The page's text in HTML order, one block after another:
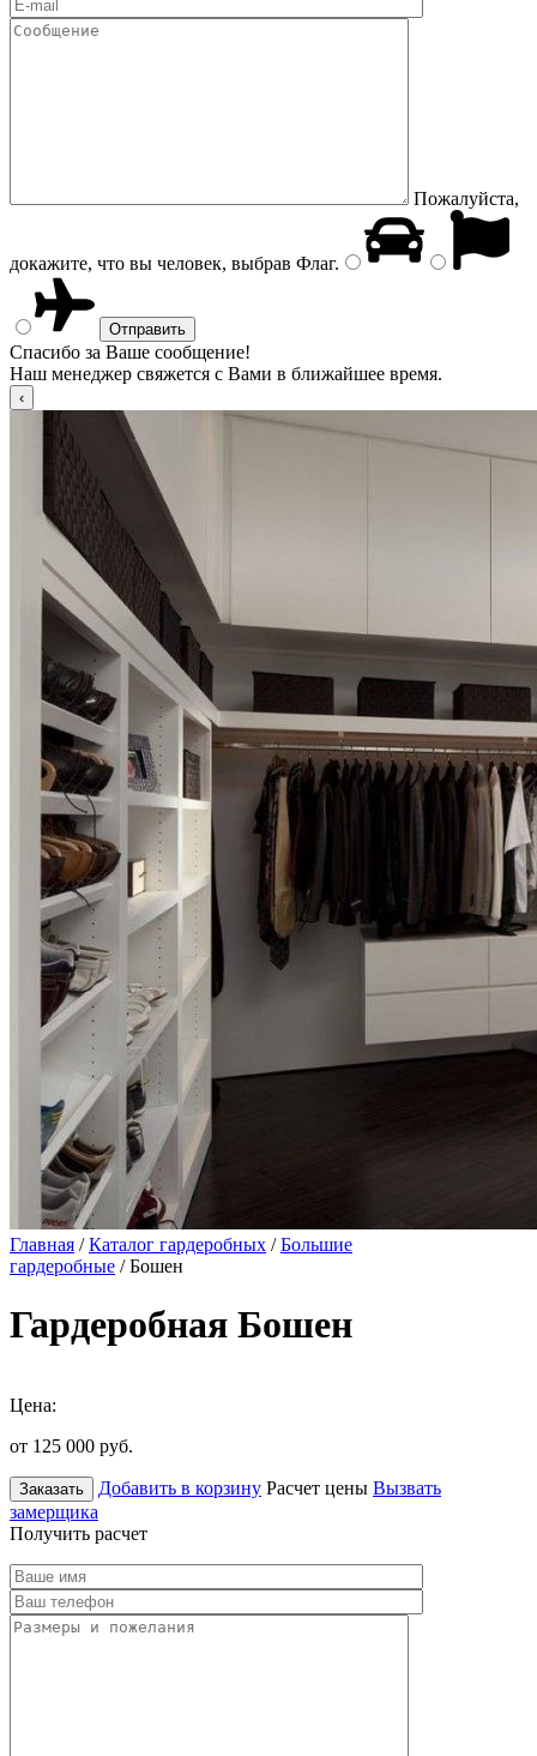
Пожалуйста,
докажите, что вы человек, выбрав Флаг.
Спасибо за Ваше сообщение!
Наш менеджер свяжется с Вами в ближайшее время.
Главная /Каталог гардеробных /Большие
гардеробные / Бошен
Гардеробная Бошен
Цена:
от 125 000 руб.
Заказать Добавить в корзину Расчет цены Вызвать
замерщика
Получить расчет